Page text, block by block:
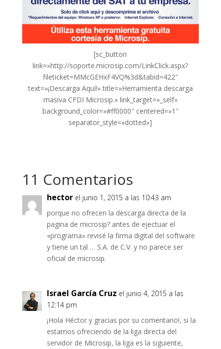
[sc_button
link=»http://soporte.microsip.com/LinkClick.aspx?
fileticket=MMcGEHxF4VQ%3d&tabid=422″
text=»¡Descarga Aquí!» title=»Herramienta descarga
masiva CFDI Microsip.» link_target=»_self»
background_color=»#ff0000″ centered=»1″
separator_style=»dotted»]
11 Comentarios
hector el junio 1, 2015 a las 10:43 am
porque no ofrecen la descarga directa de la
pagina de microsip? antes de ejectuar el
«programa» revisé la firma digital del software
y tiene un tal … S.A. de C.V. y no parece ser
oficial de microsip.
Israel García Cruz el junio 4, 2015 a las
12:14 pm
¡Hola Héctor y gracias por su comentario!, si la
estamos ofreciendo de la liga directa del
servidor de Microsip, la liga es la siguiente,